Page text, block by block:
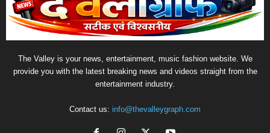
The Valley is your news, entertainment, music fashion website. We
provide you with the latest breaking news and videos straight from the
entertainment industry.
Contact us: info@thevalleygraph.com